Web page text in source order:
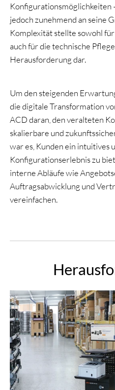
Konfigurationsmöglichkeiten
jedoch zunehmend an seine
Komplexität stellte sowohl
auch für die technische
Herausforderung dar.
Um den steigenden
die digitale Transformation
ACD daran, den veralteten
skalierbare und
war es, Kunden ein intuitives
Konfigurationserlebnis zu
interne Abläufe wie
Auftragsabwicklung und
vereinfachen.